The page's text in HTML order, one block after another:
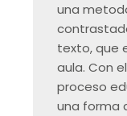
una
texto, que
aula. Con
proceso
una forma